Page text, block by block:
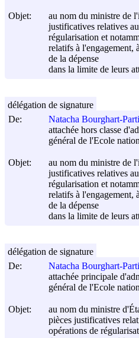
Objet:
au nom du ministre de
justificatives relatives
régularisation et
relatifs à l'engagement,
de la dépense
dans la limite de leurs
De:
Natacha Bourghart-
attachée hors classe
général de l'Ecole
Objet:
au nom du ministre de
justificatives relatives
régularisation et
relatifs à l'engagement,
de la dépense
dans la limite de leurs
délégation de signature
De:
Natacha Bourghart-
attachée principale
général de l'Ecole
Objet:
au nom du ministre
pièces justificatives
opérations de
délégation de signature